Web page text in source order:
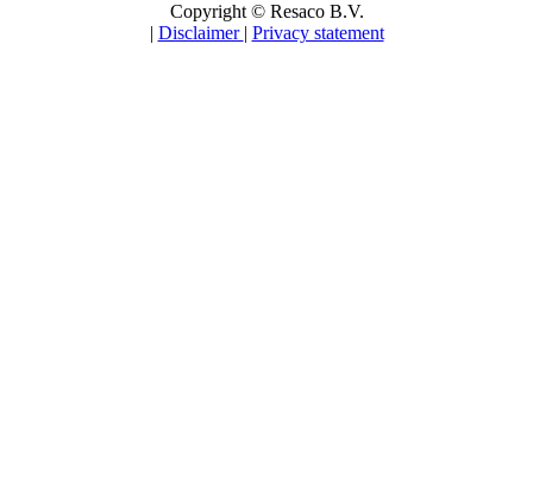
Copyright © Resaco B.V.
| Disclaimer | Privacy statement